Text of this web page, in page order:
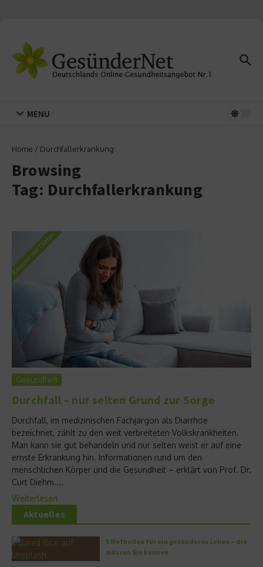
MENU
Home / Durchfallerkrankung
Browsing
Tag: Durchfallerkrankung
Gesundheit
Durchfall – nur selten Grund zur Sorge
Durchfall, im medizinischen Fachjargon als Diarrhoe
bezeichnet, zählt zu den weit verbreiteten Volkskrankheiten.
Man kann sie gut behandeln und nur selten weist er auf eine
ernste Erkrankung hin. Informationen rund um den
menschlichen Körper und die Gesundheit – erklärt von Prof. Dr.
Curt Diehm....
Weiterlesen
Aktuelles
5 Methoden für ein gesünderes Leben – die
müssen Sie kennen